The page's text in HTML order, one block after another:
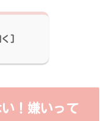
！嫌いって